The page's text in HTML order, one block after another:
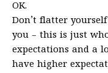
OK.
Don’t flatter
you – this is just
expectations and a
have higher